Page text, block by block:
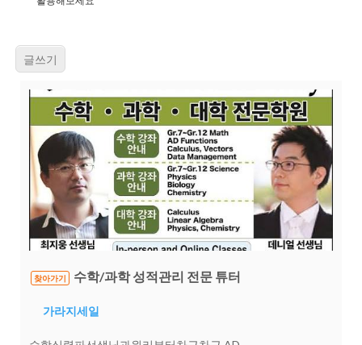
글쓰기
찾아가기 수학/과학 성적관리 전문 튜터
가라지세일